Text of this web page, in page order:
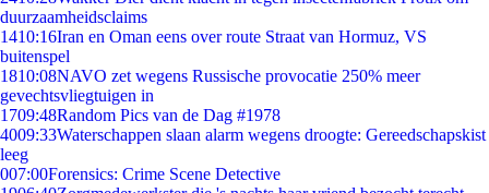
duurzaamheidsclaims
1410:16Iran en Oman eens over route Straat van Hormuz, VS
buitenspel
1810:08NAVO zet wegens Russische provocatie 250% meer
gevechtsvliegtuigen in
1709:48Random Pics van de Dag #1978
4009:33Waterschappen slaan alarm wegens droogte: Gereedschapskist
leeg
007:00Forensics: Crime Scene Detective